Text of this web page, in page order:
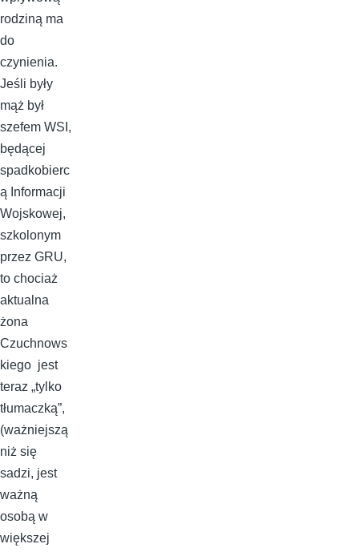
rodziną ma
do
czynienia.
Jeśli były
mąż był
szefem WSI,
będącej
spadkobierc
ą Informacji
Wojskowej,
szkolonym
przez GRU,
to chociaż
aktualna
żona
Czuchnows
kiego jest
teraz „tylko
tłumaczką”,
(ważniejszą
niż się
sadzi, jest
ważną
osobą w
większej